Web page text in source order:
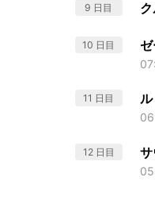
9 日目
10 日目
11 日目
12 日目